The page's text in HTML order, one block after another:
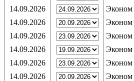
14.09.2026
Эконом
14.09.2026
Эконом
14.09.2026
Эконом
14.09.2026
Эконом
14.09.2026
Эконом
14.09.2026
Эконом